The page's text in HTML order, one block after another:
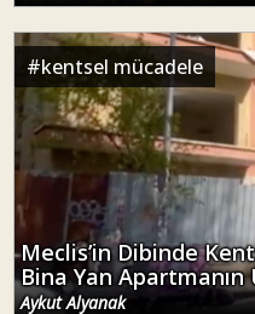
#kentsel mücadele
Meclis’in Dibinde
Bina Yan
Aykut Alyanak